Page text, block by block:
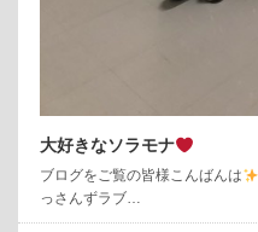
大好きなソラモナ
ブログをご覧の皆様こんばんは
っさんずラブ…